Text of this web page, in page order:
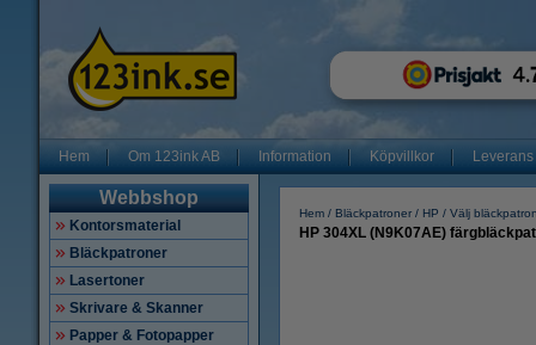
Hem Om 123ink AB Information Köpvillkor Leverans
Webbshop
Kontorsmaterial
Bläckpatroner
Lasertoner
Skrivare & Skanner
Papper & Fotopapper
Hem Bläckpatroner HP Välj bläckpatron
HP 304XL (N9K07AE)